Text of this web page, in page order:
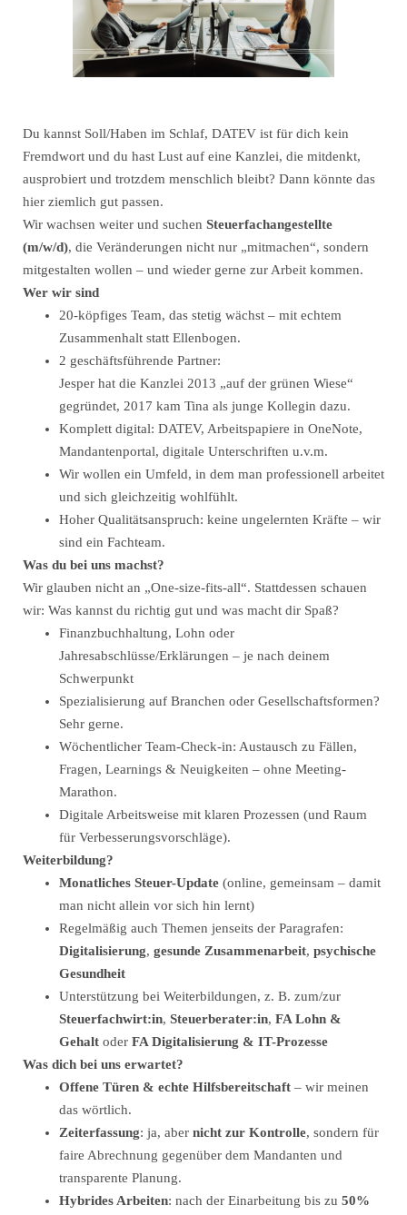
Du kannst Soll/Haben im Schlaf, DATEV ist für dich kein
Fremdwort und du hast Lust auf eine Kanzlei, die mitdenkt,
ausprobiert und trotzdem menschlich bleibt? Dann könnte das
hier ziemlich gut passen.
Wir wachsen weiter und suchen Steuerfachangestellte
(m/w/d), die Veränderungen nicht nur „mitmachen“, sondern
mitgestalten wollen – und wieder gerne zur Arbeit kommen.
Wer wir sind
20-köpfiges Team, das stetig wächst – mit echtem
Zusammenhalt statt Ellenbogen.
2 geschäftsführende Partner:
Jesper hat die Kanzlei 2013 „auf der grünen Wiese“
gegründet, 2017 kam Tina als junge Kollegin dazu.
Komplett digital: DATEV, Arbeitspapiere in OneNote,
Mandantenportal, digitale Unterschriften u.v.m.
Wir wollen ein Umfeld, in dem man professionell arbeitet
und sich gleichzeitig wohlfühlt.
Hoher Qualitätsanspruch: keine ungelernten Kräfte – wir
sind ein Fachteam.
Was du bei uns machst?
Wir glauben nicht an „One-size-fits-all“. Stattdessen schauen
wir: Was kannst du richtig gut und was macht dir Spaß?
Finanzbuchhaltung, Lohn oder
Jahresabschlüsse/Erklärungen – je nach deinem
Schwerpunkt
Spezialisierung auf Branchen oder Gesellschaftsformen?
Sehr gerne.
Wöchentlicher Team-Check-in: Austausch zu Fällen,
Fragen, Learnings & Neuigkeiten – ohne Meeting-
Marathon.
Digitale Arbeitsweise mit klaren Prozessen (und Raum
für Verbesserungsvorschläge).
Weiterbildung?
Monatliches Steuer-Update (online, gemeinsam – damit
man nicht allein vor sich hin lernt)
Regelmäßig auch Themen jenseits der Paragrafen:
Digitalisierung, gesunde Zusammenarbeit, psychische
Gesundheit
Unterstützung bei Weiterbildungen, z. B. zum/zur
Steuerfachwirt:in, Steuerberater:in, FA Lohn &
Gehalt oder FA Digitalisierung & IT-Prozesse
Was dich bei uns erwartet?
Offene Türen & echte Hilfsbereitschaft – wir meinen
das wörtlich.
Zeiterfassung: ja, aber nicht zur Kontrolle, sondern für
faire Abrechnung gegenüber dem Mandanten und
transparente Planung.
Hybrides Arbeiten: nach der Einarbeitung bis zu 50%